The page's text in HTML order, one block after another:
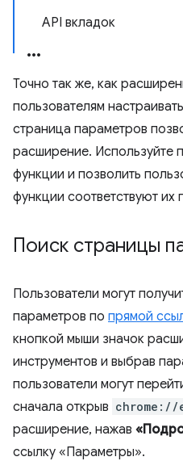
API вкладок
Точно так же, как
пользователям
страница параметров
расширение. Используйте
функции и позволить
функции соответствуют их
Поиск страницы
Пользователи могут
параметров по прямой
кнопкой мыши значок
инструментов и выбрав
пользователи могут
сначала открыв chrome://
расширение, нажав
ссылку «Параметры».